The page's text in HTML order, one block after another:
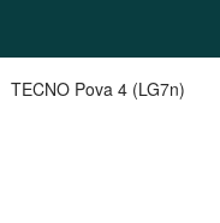
TECNO Pova 4 (LG7n)